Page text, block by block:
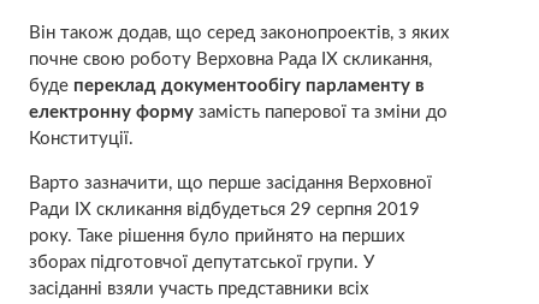
Він також додав, що серед законопроектів, з яких
почне свою роботу Верховна Рада IX скликання,
буде переклад документообігу парламенту в
електронну формузамість паперової та зміни до
Конституції.
Варто зазначити, що перше засідання Верховної
Ради IX скликання відбудеться 29 серпня 2019
року. Таке рішення було прийнято на перших
зборах підготовчої депутатської групи. У
засіданні взяли участь представники всіх